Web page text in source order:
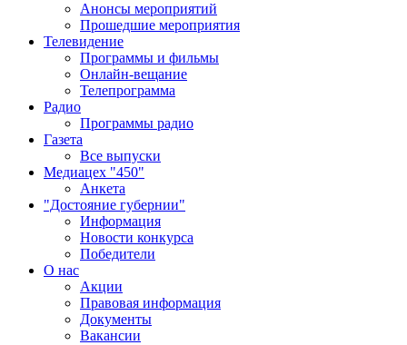
Анонсы мероприятий
Прошедшие мероприятия
Телевидение
Программы и фильмы
Онлайн-вещание
Телепрограмма
Радио
Программы радио
Газета
Все выпуски
Медиацех "450"
Анкета
"Достояние губернии"
Информация
Новости конкурса
Победители
О нас
Акции
Правовая информация
Документы
Вакансии